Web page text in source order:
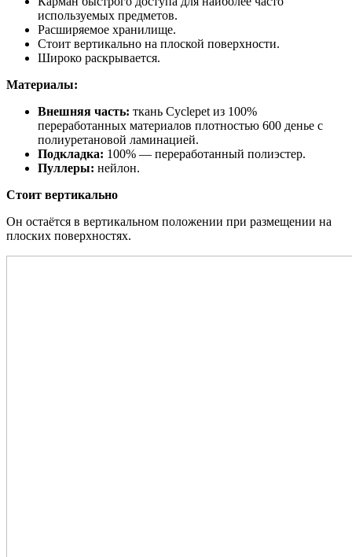
используемых предметов.
Расширяемое хранилище.
Стоит вертикально на плоской поверхности.
Широко раскрывается.
Материалы:
Внешняя часть: ткань Cyclepet из 100%
переработанных материалов плотностью 600 денье с
полиуретановой ламинацией.
Подкладка: 100% — переработанный полиэстер.
Пуллеры: нейлон.
Стоит вертикально
Он остаётся в вертикальном положении при размещении на
плоских поверхностях.